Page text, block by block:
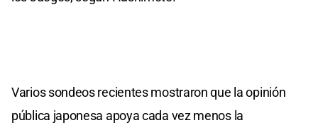
Varios sondeos recientes mostraron que la opinión
pública japonesa apoya cada vez menos la